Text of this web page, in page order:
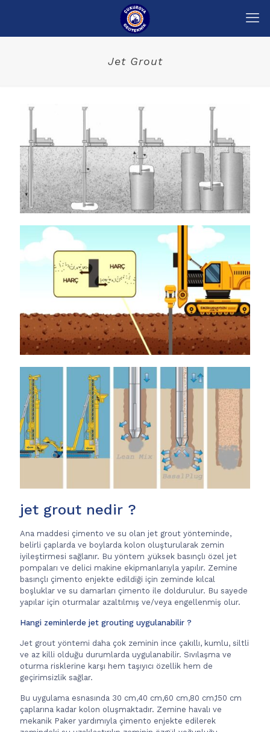
Jet Grout
jet grout nedir ?
Ana maddesi çimento ve su olan jet grout yönteminde,
belirli çaplarda ve boylarda kolon oluşturularak zemin
iyileştirmesi sağlanır. Bu yöntem ,yüksek basınçlı özel jet
pompaları ve delici makine ekipmanlarıyla yapılır. Zemine
basınçlı çimento enjekte edildiği için zeminde kılcal
boşluklar ve su damarları çimento ile doldurulur. Bu sayede
yapılar için oturmalar azaltılmış ve/veya engellenmiş olur.
Hangi zeminlerde jet grouting uygulanabilir ?
Jet grout yöntemi daha çok zeminin ince çakıllı, kumlu, siltli
ve az killi olduğu durumlarda uygulanabilir. Sıvılaşma ve
oturma risklerine karşı hem taşıyıcı özellik hem de
geçirimsizlik sağlar.
Bu uygulama esnasında 30 cm,40 cm,60 cm,80 cm,150 cm
çaplarına kadar kolon oluşmaktadır. Zemine havalı ve
mekanik Paker yardımıyla çimento enjekte edilerek